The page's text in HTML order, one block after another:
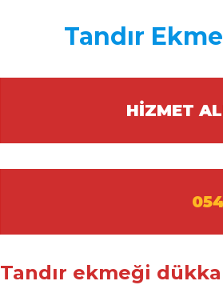
Tandır
HİZMET
Tandır ekmeği